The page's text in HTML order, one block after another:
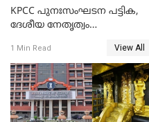
KPCC പുനഃസംഘടന പട്ടിക,
ദേശീയ നേതൃത്വം
ഡി സതീശന്‍ WATCH VIDEO
1 Min Read View All